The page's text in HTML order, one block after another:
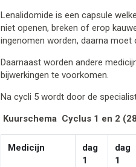
Lenalidomide is een capsule
niet openen, breken of erop
ingenomen worden, daarna moet
Daarnaast worden andere
bijwerkingen te voorkomen.
Na cycli 5 wordt door de
Kuurschema Cyclus 1 en 2
Medicijn
dag
1
dag
1